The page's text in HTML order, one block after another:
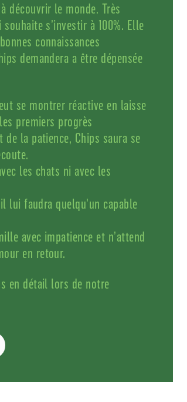
découvrir le monde. Très
s’investir à 100%. Elle
connaissances
demandera a être dépensée
se montrer réactive en laisse
premiers progrès
la patience, Chips saura se
les chats ni avec les
lui faudra quelqu'un capable
avec impatience et n’attend
en retour.
en détail lors de notre